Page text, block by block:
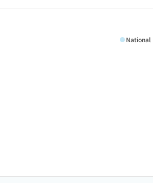
National